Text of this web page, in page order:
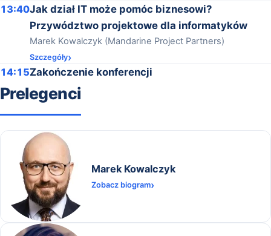
13:40Jak dział IT może pomóc biznesowi?
Przywództwo projektowe dla informatyków
Marek Kowalczyk (Mandarine Project Partners)
Szczegóły
14:15Zakończenie konferencji
Prelegenci
Marek Kowalczyk
Zobacz biogram